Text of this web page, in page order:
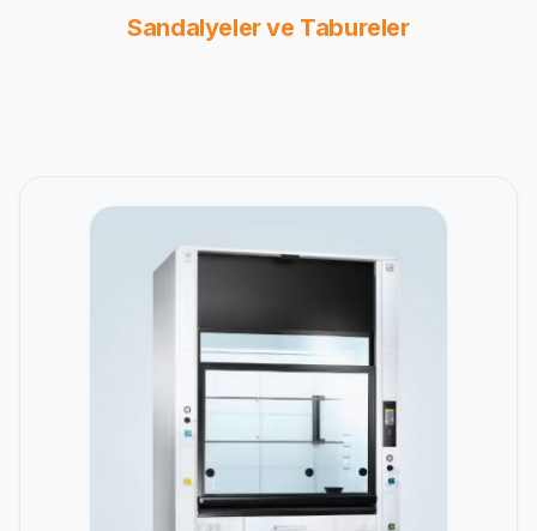
Sandalyeler ve Tabureler